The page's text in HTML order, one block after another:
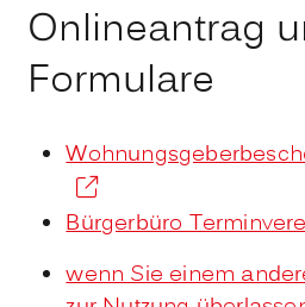
Onlineantrag
Formulare
Bürgerbüro
wenn Sie einem